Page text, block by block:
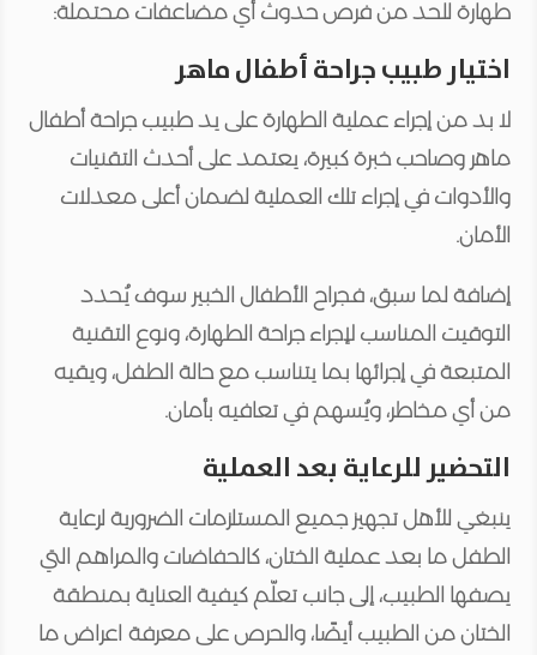
طهارة للحد من فرص حدوث أي مضاعفات محتملة:
اختيار طبيب جراحة أطفال ماهر
لا بد من إجراء عملية الطهارة على يد طبيب جراحة أطفال
ماهر وصاحب خبرة كبيرة، يعتمد على أحدث التقنيات
والأدوات في إجراء تلك العملية لضمان أعلى معدلات
الأمان.
إضافة لما سبق، فجراح الأطفال الخبير سوف يُحدد
التوقيت المناسب لإجراء جراحة الطهارة، ونوع التقنية
المتبعة في إجرائها بما يتناسب مع حالة الطفل، ويقيه
من أي مخاطر، ويُسهم في تعافيه بأمان.
التحضير للرعاية بعد العملية
ينبغي للأهل تجهيز جميع المستلزمات الضرورية لرعاية
الطفل ما بعد عملية الختان، كالحفاضات والمراهم التي
يصفها الطبيب، إلى جانب تعلّم كيفية العناية بمنطقة
الختان من الطبيب أيضًا، والحرص على معرفة اعراض ما